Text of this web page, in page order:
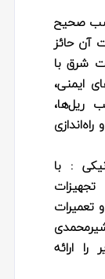
صحیح
آن حائز
شرق با
ایمنی،
ریل‌ها،
:با
تعمیرات
ارائه